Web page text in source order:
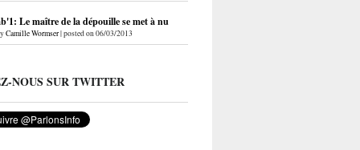
Le maître de la dépouille se met à nu
Camille Wormser|posted on 06/03/2013
NOUS SUR TWITTER